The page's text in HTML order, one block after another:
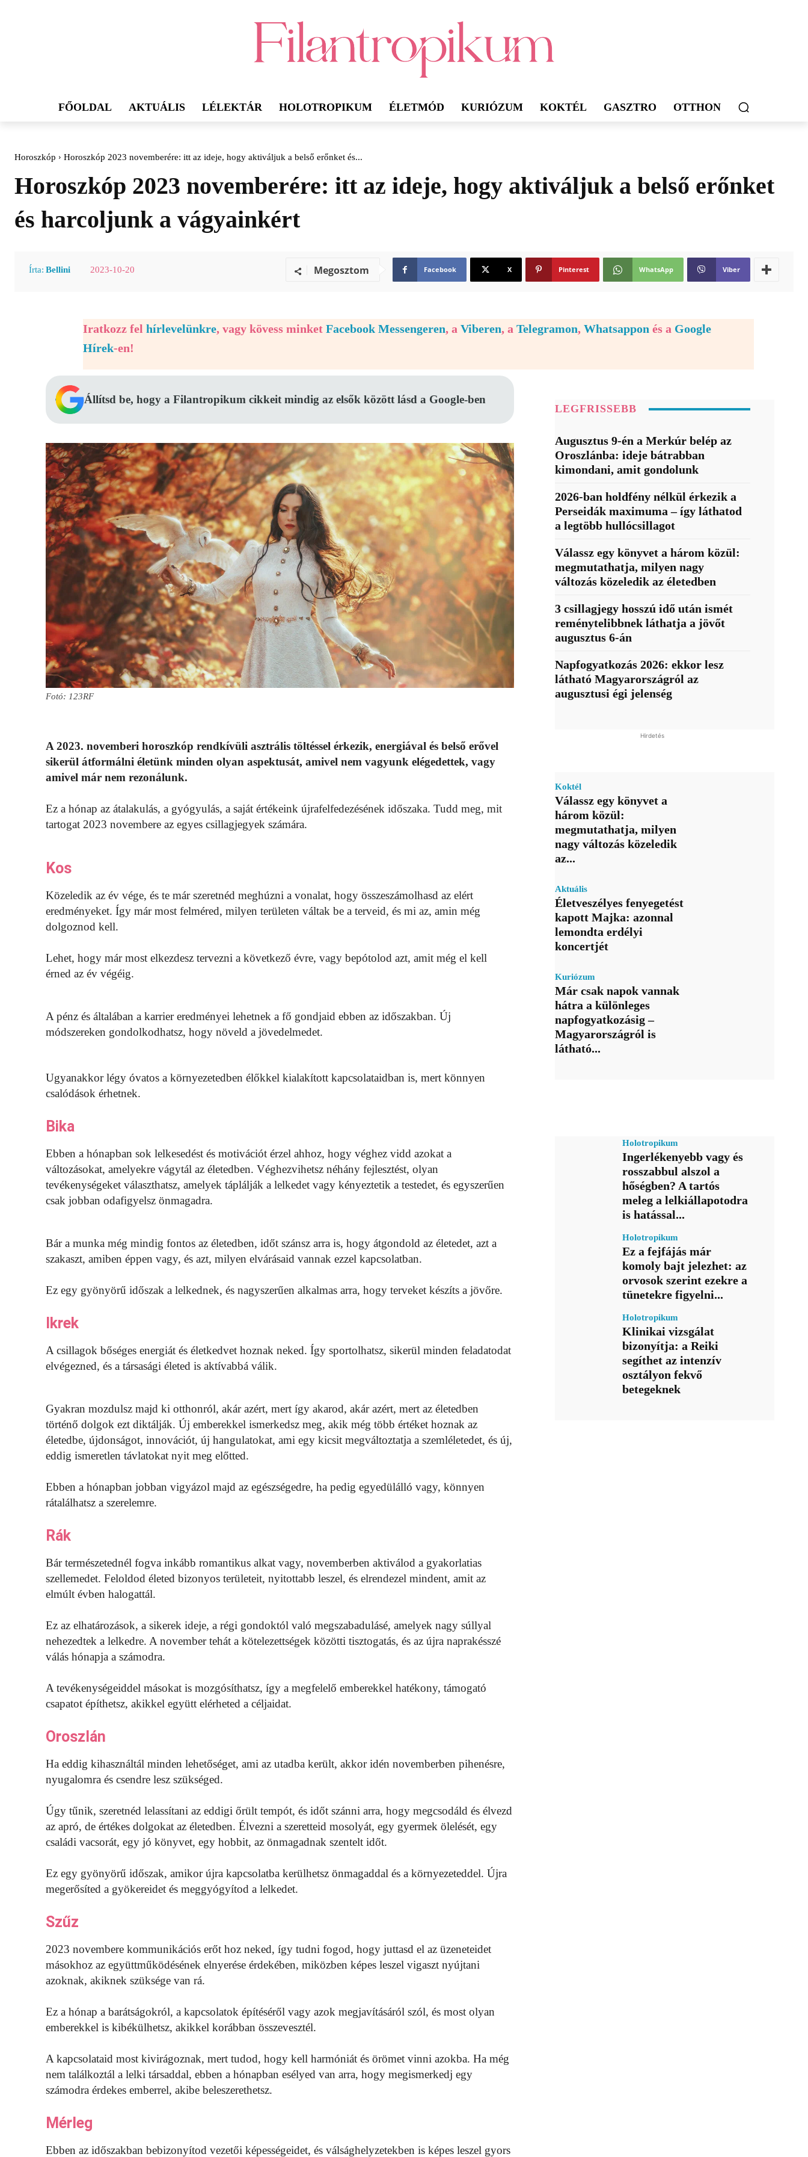
FŐOLDAL AKTUÁLIS LÉLEKTÁR HOLOTROPIKUM ÉLETMÓD KURIÓZUM KOKTÉL GASZTRO OTTHON
Horoszkóp Horoszkóp 2023 novemberére: itt az ideje, hogy aktiváljuk a belső erőnket és...
Horoszkóp 2023 novemberére: itt az ideje, hogy aktiváljuk a belső erőnket
és harcoljunk a vágyainkért
Írta: Bellini 2023-10-20 Megosztom Facebook X Pinterest WhatsApp Viber
Iratkozz fel hírlevelünkre, vagy kövess minket Facebook Messengeren, a Viberen, a Telegramon, Whatsappon és a Google
Hírek-en!
Állítsd be, hogy a Filantropikum cikkeit mindig az elsők között lásd a Google-ben
Fotó: 123RF
A 2023. novemberi horoszkóp rendkívüli asztrális töltéssel érkezik, energiával és belső erővel
sikerül átformálni életünk minden olyan aspektusát, amivel nem vagyunk elégedettek, vagy
amivel már nem rezonálunk.
Ez a hónap az átalakulás, a gyógyulás, a saját értékeink újrafelfedezésének időszaka. Tudd meg, mit
tartogat 2023 novembere az egyes csillagjegyek számára.
Kos
Közeledik az év vége, és te már szeretnéd meghúzni a vonalat, hogy összeszámolhasd az elért
eredményeket. Így már most felméred, milyen területen váltak be a terveid, és mi az, amin még
dolgoznod kell.
Lehet, hogy már most elkezdesz tervezni a következő évre, vagy bepótolod azt, amit még el kell
érned az év végéig.
A pénz és általában a karrier eredményei lehetnek a fő gondjaid ebben az időszakban. Új
módszereken gondolkodhatsz, hogy növeld a jövedelmedet.
Ugyanakkor légy óvatos a környezetedben élőkkel kialakított kapcsolataidban is, mert könnyen
csalódások érhetnek.
Bika
Ebben a hónapban sok lelkesedést és motivációt érzel ahhoz, hogy véghez vidd azokat a
változásokat, amelyekre vágytál az életedben. Véghezvihetsz néhány fejlesztést, olyan
tevékenységeket választhatsz, amelyek táplálják a lelkedet vagy kényeztetik a testedet, és egyszerűen
csak jobban odafigyelsz önmagadra.
Bár a munka még mindig fontos az életedben, időt szánsz arra is, hogy átgondold az életedet, azt a
szakaszt, amiben éppen vagy, és azt, milyen elvárásaid vannak ezzel kapcsolatban.
Ez egy gyönyörű időszak a lelkednek, és nagyszerűen alkalmas arra, hogy terveket készíts a jövőre.
Ikrek
A csillagok bőséges energiát és életkedvet hoznak neked. Így sportolhatsz, sikerül minden feladatodat
elvégezned, és a társasági életed is aktívabbá válik.
Gyakran mozdulsz majd ki otthonról, akár azért, mert így akarod, akár azért, mert az életedben
történő dolgok ezt diktálják. Új emberekkel ismerkedsz meg, akik még több értéket hoznak az
életedbe, újdonságot, innovációt, új hangulatokat, ami egy kicsit megváltoztatja a szemléletedet, és új,
eddig ismeretlen távlatokat nyit meg előtted.
Ebben a hónapban jobban vigyázol majd az egészségedre, ha pedig egyedülálló vagy, könnyen
rátalálhatsz a szerelemre.
Rák
Bár természetednél fogva inkább romantikus alkat vagy, novemberben aktiválod a gyakorlatias
szellemedet. Feloldod életed bizonyos területeit, nyitottabb leszel, és elrendezel mindent, amit az
elmúlt évben halogattál.
Ez az elhatározások, a sikerek ideje, a régi gondoktól való megszabadulásé, amelyek nagy súllyal
nehezedtek a lelkedre. A november tehát a kötelezettségek közötti tisztogatás, és az újra naprakésszé
válás hónapja a számodra.
A tevékenységeiddel másokat is mozgósíthatsz, így a megfelelő emberekkel hatékony, támogató
csapatot építhetsz, akikkel együtt elérheted a céljaidat.
Oroszlán
Ha eddig kihasználtál minden lehetőséget, ami az utadba került, akkor idén novemberben pihenésre,
nyugalomra és csendre lesz szükséged.
Úgy tűnik, szeretnéd lelassítani az eddigi őrült tempót, és időt szánni arra, hogy megcsodáld és élvezd
az apró, de értékes dolgokat az életedben. Élvezni a szeretteid mosolyát, egy gyermek ölelését, egy
családi vacsorát, egy jó könyvet, egy hobbit, az önmagadnak szentelt időt.
Ez egy gyönyörű időszak, amikor újra kapcsolatba kerülhetsz önmagaddal és a környezeteddel. Újra
megerősíted a gyökereidet és meggyógyítod a lelkedet.
Szűz
2023 novembere kommunikációs erőt hoz neked, így tudni fogod, hogy juttasd el az üzeneteidet
másokhoz az együttműködésének elnyerése érdekében, miközben képes leszel vigaszt nyújtani
azoknak, akiknek szüksége van rá.
Ez a hónap a barátságokról, a kapcsolatok építéséről vagy azok megjavításáról szól, és most olyan
emberekkel is kibékülhetsz, akikkel korábban összevesztél.
A kapcsolataid most kivirágoznak, mert tudod, hogy kell harmóniát és örömet vinni azokba. Ha még
nem találkoztál a lelki társaddal, ebben a hónapban esélyed van arra, hogy megismerkedj egy
számodra érdekes emberrel, akibe beleszerethetsz.
Mérleg
Ebben az időszakban bebizonyítod vezetői képességeidet, és válsághelyzetekben is képes leszel gyors
LEGFRISSEBB
Augusztus 9-én a Merkúr belép az
Oroszlánba: ideje bátrabban
kimondani, amit gondolunk
2026-ban holdfény nélkül érkezik a
Perseidák maximuma – így láthatod
a legtöbb hullócsillagot
Válassz egy könyvet a három közül:
megmutathatja, milyen nagy
változás közeledik az életedben
3 csillagjegy hosszú idő után ismét
reménytelibbnek láthatja a jövőt
augusztus 6-án
Napfogyatkozás 2026: ekkor lesz
látható Magyarországról az
augusztusi égi jelenség
Hirdetés
Koktél
Válassz egy könyvet a
három közül:
megmutathatja, milyen
nagy változás közeledik
az...
Aktuális
Életveszélyes fenyegetést
kapott Majka: azonnal
lemondta erdélyi
koncertjét
Kuriózum
Már csak napok vannak
hátra a különleges
napfogyatkozásig –
Magyarországról is
látható...
Holotropikum
Ingerlékenyebb vagy és
rosszabbul alszol a
hőségben? A tartós
meleg a lelkiállapotodra
is hatással...
Holotropikum
Ez a fejfájás már
komoly bajt jelezhet: az
orvosok szerint ezekre a
tünetekre figyelni...
Holotropikum
Klinikai vizsgálat
bizonyítja: a Reiki
segíthet az intenzív
osztályon fekvő
betegeknek